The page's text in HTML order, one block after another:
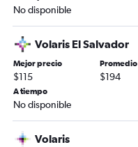
No disponible
Volaris El Salvador
Mejor precio
$115
Promedio
$194
A tiempo
No disponible
Volaris